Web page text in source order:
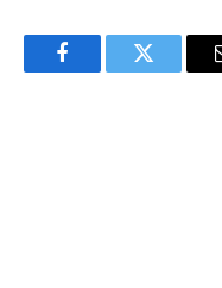
FacebookTwitter